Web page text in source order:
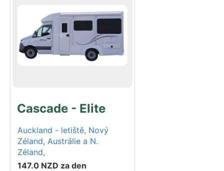
Cascade - Elite
Auckland - letiště, Nový
Zéland, Austrálie a N.
Zéland,
147.0 NZD za den